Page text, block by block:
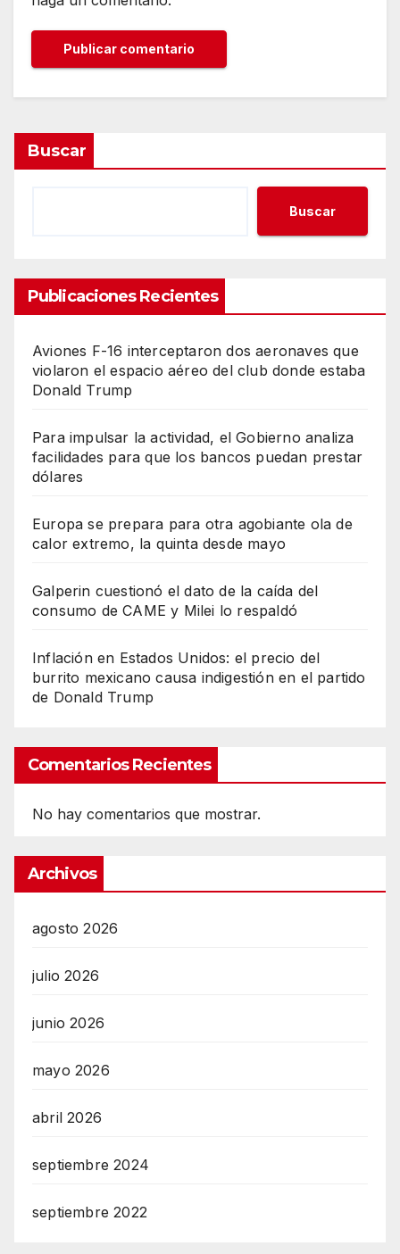
Buscar
Buscar
Publicaciones Recientes
Aviones F-16 interceptaron dos aeronaves que
violaron el espacio aéreo del club donde estaba
Donald Trump
Para impulsar la actividad, el Gobierno analiza
facilidades para que los bancos puedan prestar
dólares
Europa se prepara para otra agobiante ola de
calor extremo, la quinta desde mayo
Galperin cuestionó el dato de la caída del
consumo de CAME y Milei lo respaldó
Inflación en Estados Unidos: el precio del
burrito mexicano causa indigestión en el partido
de Donald Trump
Comentarios Recientes
No hay comentarios que mostrar.
Archivos
agosto 2026
julio 2026
junio 2026
mayo 2026
abril 2026
septiembre 2024
septiembre 2022